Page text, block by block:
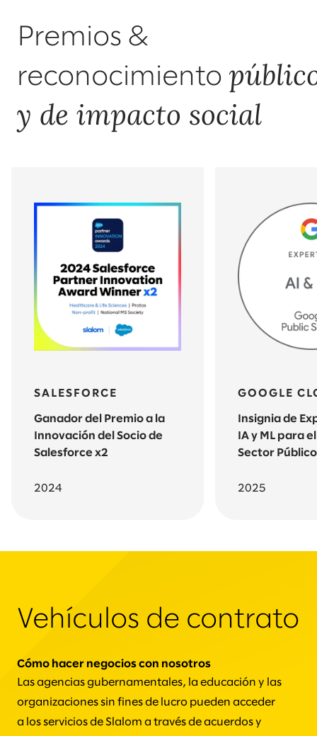
Premios &
reconocimiento
y de impacto social
SALESFORCE
Ganador del Premio a la
Innovación del Socio de
Salesforce x2
2024
GOOGLE
Insignia de
IA y ML para
Sector
2025
Vehículos de contrato
Cómo hacer negocios con nosotros
Las agencias gubernamentales, la educación y las
organizaciones sin fines de lucro pueden acceder
a los servicios de Slalom a través de acuerdos y